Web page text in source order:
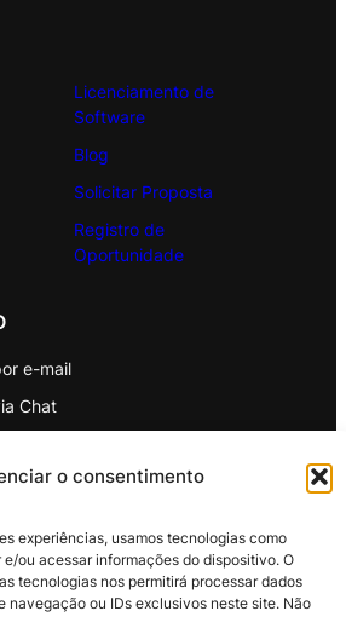
o consentimento
experiências, usamos tecnologias como
ou acessar informações do dispositivo. O
tecnologias nos permitirá processar dados
navegação ou IDs exclusivos neste site. Não
Licenciamento de
Software
Blog
Solicitar Proposta
Registro de
Oportunidade
e-mail
Chat
e Devoluções